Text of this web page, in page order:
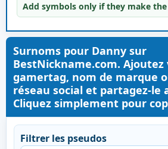
Add symbols only if they make
Surnoms pour Danny sur
BestNickname.com. Ajoutez
gamertag, nom de marque
réseau social et partagez-le
Cliquez simplement pour
Filtrer les pseudos